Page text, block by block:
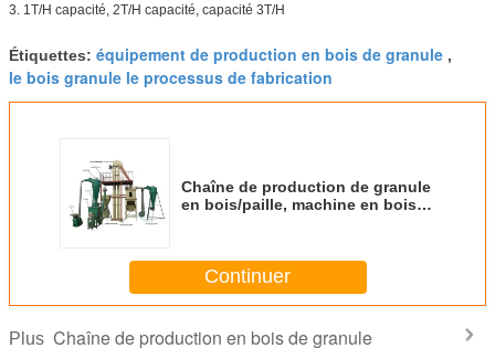
3. 1T/H capacité, 2T/H capacité, capacité 3T/H
Étiquettes: équipement de production en bois de granule ,
le bois granule le processus de fabrication
Chaîne de production de granule
en bois/paille, machine en bois
Continuer
Plus Chaîne de production en bois de granule